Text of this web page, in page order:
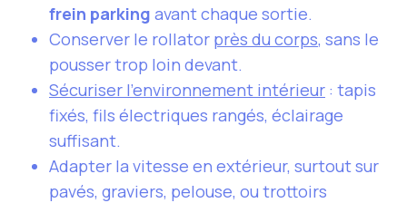
frein parking avant chaque sortie.
Conserver le rollator près du corps, sans le
pousser trop loin devant.
Sécuriser l’environnement intérieur : tapis
fixés, fils électriques rangés, éclairage
suffisant.
Adapter la vitesse en extérieur, surtout sur
pavés, graviers, pelouse, ou trottoirs